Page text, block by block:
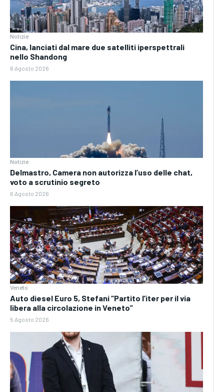
Notizie
Cina, lanciati dal mare due satelliti iperspettrali
nello Shandong
6 Agosto 2026
Notizie
Delmastro, Camera non autorizza l’uso delle chat,
voto a scrutinio segreto
6 Agosto 2026
Veneto
Auto diesel Euro 5, Stefani “Partito l’iter per il via
libera alla circolazione in Veneto”
5 Agosto 2026